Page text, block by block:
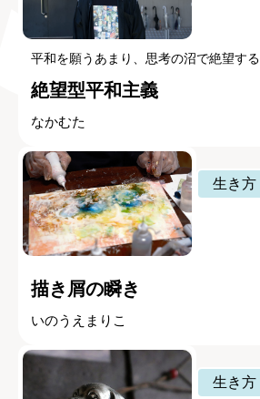
平和を願うあまり、思考の沼で絶望する
絶望型平和主義
なかむた
生き方
描き屑の瞬き
いのうえまりこ
生き方